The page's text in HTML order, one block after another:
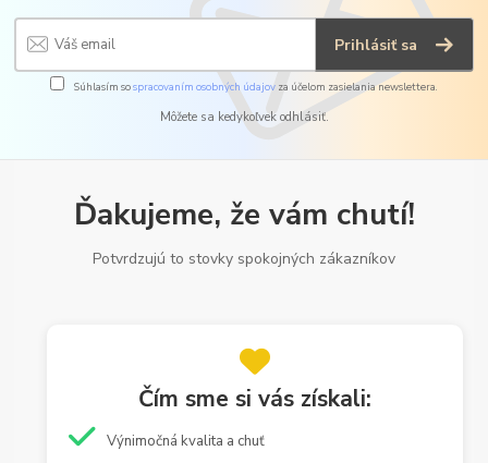
Prihlásiť sa
Súhlasím sospracovaním osobných údajov za účelom zasielania newslettera.
Môžete sa kedykoľvek odhlásiť.
Ďakujeme, že vám chutí!
Potvrdzujú to stovky spokojných zákazníkov
Čím sme si vás získali:
Výnimočná kvalita a chuť